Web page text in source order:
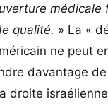
médicale
qualité. » La «
ne peut
davantage
droite